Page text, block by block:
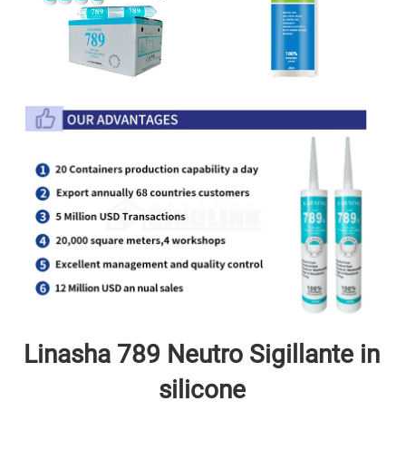
Linasha 789 Neutro Sigillante in
silicone